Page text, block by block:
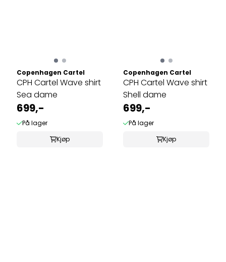
Copenhagen Cartel
CPH Cartel Wave shirt
Sea dame
699,-
På lager
Kjøp
Copenhagen Cartel
CPH Cartel Wave shirt
Shell dame
699,-
På lager
Kjøp